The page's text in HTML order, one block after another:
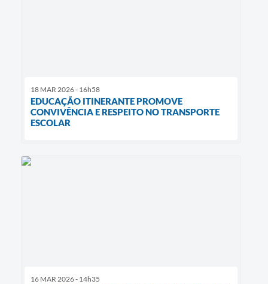
18 MAR 2026 - 16h58
EDUCAÇÃO ITINERANTE PROMOVE
CONVIVÊNCIA E RESPEITO NO TRANSPORTE
ESCOLAR
16 MAR 2026 - 14h35